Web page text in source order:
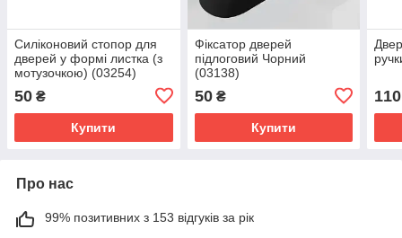
Силіконовий стопор для
дверей у формі листка (з
мотузочкою) (03254)
50 ₴
Купити
Фіксатор дверей
підлоговий Чорний
(03138)
50₴
Купити
110
Про нас
99% позитивних з 153 відгуків за рік